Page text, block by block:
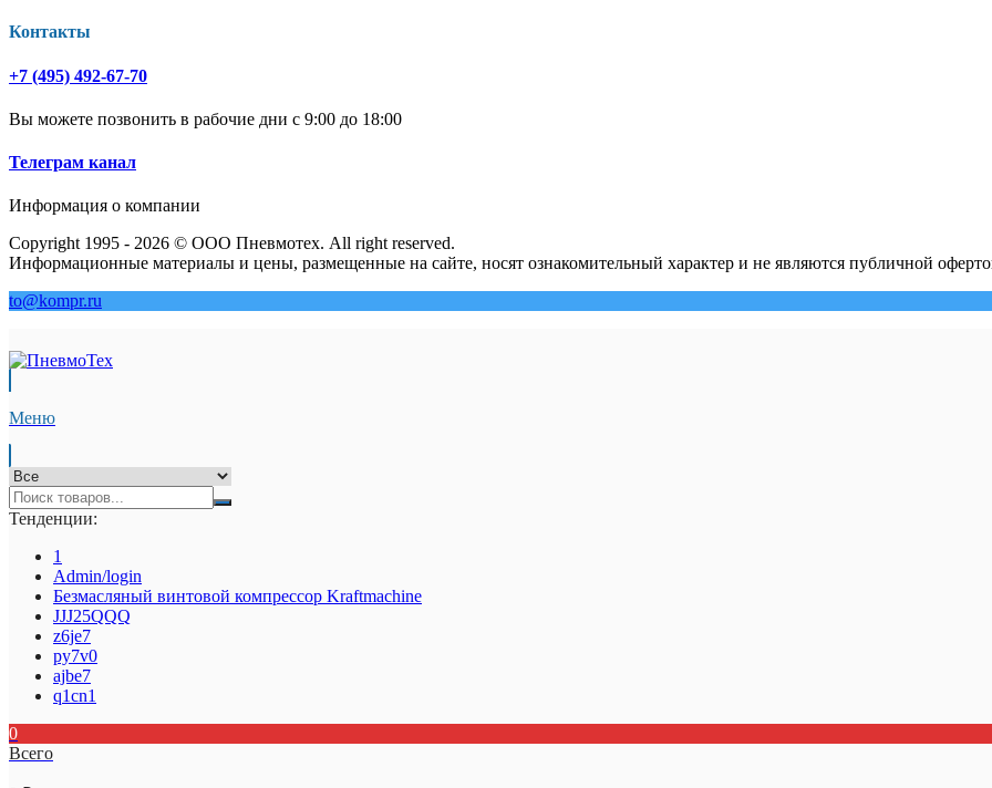
Контакты
+7 (495) 492-67-70
Вы можете позвонить в рабочие дни с 9:00 до 18:00
Телеграм канал
Информация о компании
Copyright 1995 - 2026 © ООО Пневмотех. All right reserved.
Информационные материалы и цены, размещенные на сайте, носят ознакомительный характер и не являются публичной
to@kompr.ru
Меню
Тенденции:
1
Admin/login
Безмасляный винтовой компрессор Kraftmaсhine
JJJ25QQQ
z6je7
py7v0
ajbe7
q1cn1
0
Всего